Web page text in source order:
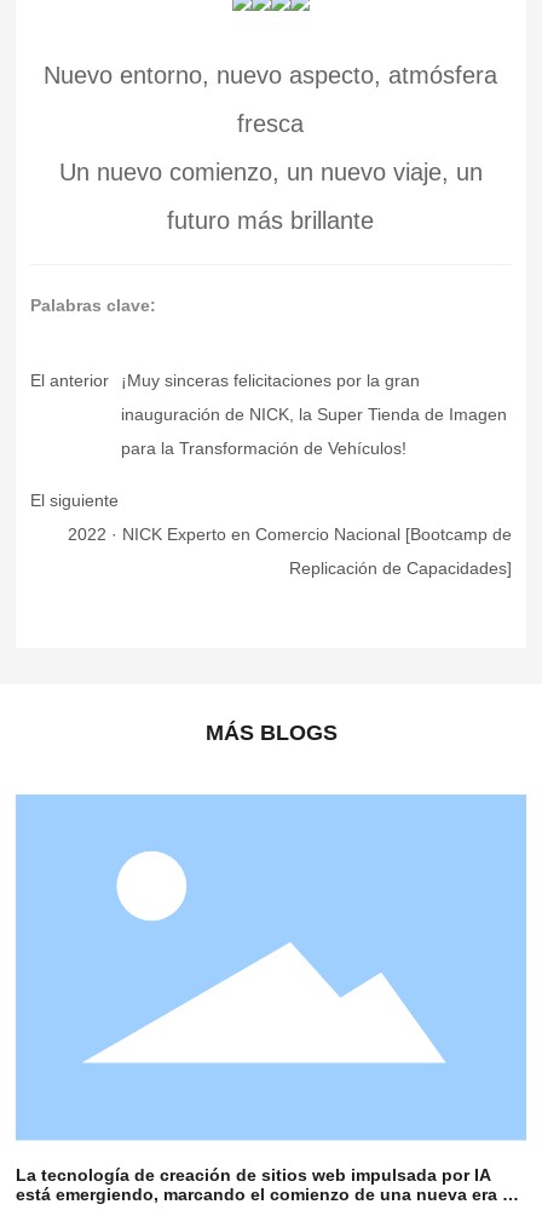
Nuevo entorno, nuevo aspecto, atmósfera
fresca
Un nuevo comienzo, un nuevo viaje, un
futuro más brillante
Palabras clave:
El anterior
¡Muy sinceras felicitaciones por la gran
inauguración de NICK, la Super Tienda de Imagen
para la Transformación de Vehículos!
El siguiente
2022 · NICK Experto en Comercio Nacional [Bootcamp de
Replicación de Capacidades]
MÁS BLOGS
La tecnología de creación de sitios web impulsada por IA
está emergiendo, marcando el comienzo de una nueva era de